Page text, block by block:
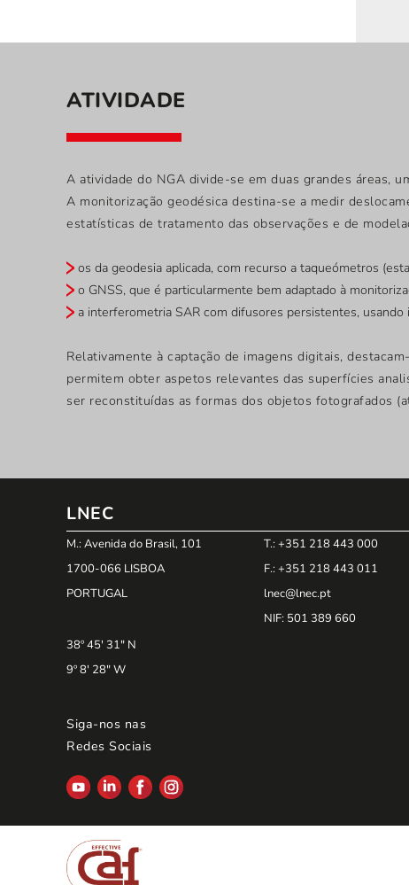
ATIVIDADE
A atividade do NGA divide-se em duas grandes áreas,
A monitorização geodésica destina-se a medir
estatísticas de tratamento das observações e de
os da geodesia aplicada, com recurso a taqueómetros
o GNSS, que é particularmente bem adaptado à
a interferometria SAR com difusores persistentes,
Relativamente à captação de imagens digitais,
permitem obter aspetos relevantes das superfícies
ser reconstituídas as formas dos objetos fotografados
LNEC
M.: Avenida do Brasil, 101
1700-066 LISBOA
PORTUGAL
38º 45' 31" N
9º 8' 28" W
T.: +351 218 443 000
F.: +351 218 443 011
lnec@lnec.pt
NIF: 501 389 660
Siga-nos nas
Redes Sociais